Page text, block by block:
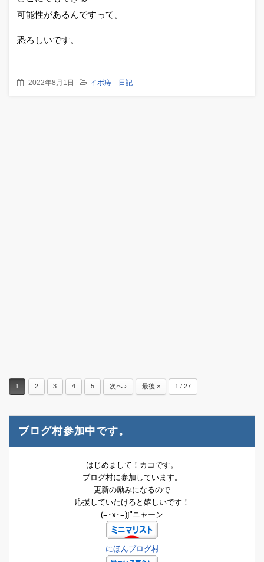
可能性があるんですって。
恐ろしいです。
2022年8月1日 イボ痔 日記
1 2 3 4 5 次へ › 最後 » 1 / 27
ブログ村参加中です。
はじめまして！カコです。
ブログ村に参加しています。
更新の励みになるので
応援していたけると嬉しいです！
(=･x･=)∫"ニャーン
にほんブログ村